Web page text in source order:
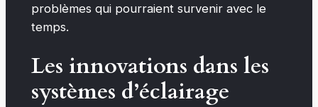
problèmes qui pourraient survenir avec le
temps.
Les innovations dans les
systèmes d’éclairage